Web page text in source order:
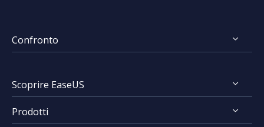
Confronto
FocalFlow vs Screen Studio
Scoprire EaseUS
Chi Siamo
Prodotti